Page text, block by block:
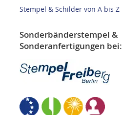
Stempel & Schilder von A bis Z
Sonderbänderstempel &
Sonderanfertigungen bei: